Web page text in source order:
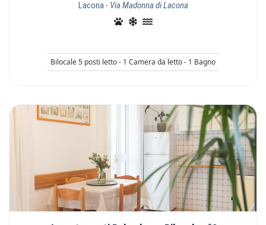
Lacona- Via Madonna di Lacona
Bilocale 5 posti letto - 1 Camera da letto - 1 Bagno